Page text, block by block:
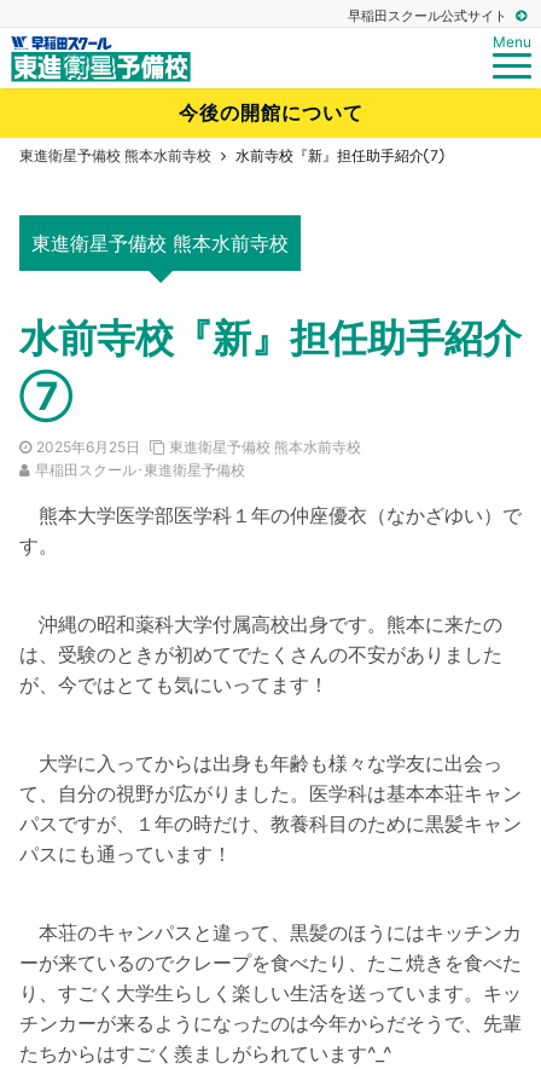
早稲田スクール公式サイト
Menu
今後の開館について
東進衛星予備校 熊本水前寺校 水前寺校『新』担任助手紹介⑦
東進衛星予備校 熊本水前寺校
水前寺校『新』担任助手紹介
⑦
2025年6月25日
東進衛星予備校 熊本水前寺校
早稲田スクール･東進衛星予備校
熊本大学医学部医学科１年の仲座優衣（なかざゆい）で
す。
沖縄の昭和薬科大学付属高校出身です。熊本に来たの
は、受験のときが初めてでたくさんの不安がありました
が、今ではとても気にいってます！
大学に入ってからは出身も年齢も様々な学友に出会っ
て、自分の視野が広がりました。医学科は基本本荘キャン
パスですが、１年の時だけ、教養科目のために黒髪キャン
パスにも通っています！
本荘のキャンパスと違って、黒髪のほうにはキッチンカ
ーが来ているのでクレープを食べたり、たこ焼きを食べた
り、すごく大学生らしく楽しい生活を送っています。キッ
チンカーが来るようになったのは今年からだそうで、先輩
たちからはすごく羨ましがられています^_^